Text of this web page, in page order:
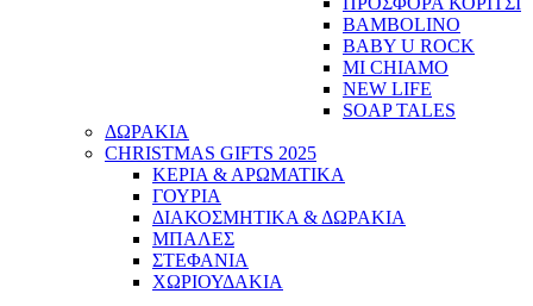
BAMBOLINO
BABY U ROCK
MI CHIAMO
NEW LIFE
SOAP TALES
ΔΩΡΑΚΙΑ
CHRISTMAS GIFTS 2025
ΚΕΡΙΑ & ΑΡΩΜΑΤΙΚΑ
ΓΟΥΡΙΑ
ΔΙΑΚΟΣΜΗΤΙΚΑ & ΔΩΡΑΚΙΑ
ΜΠΑΛΕΣ
ΣΤΕΦΑΝΙΑ
ΧΩΡΙΟΥΔΑΚΙΑ